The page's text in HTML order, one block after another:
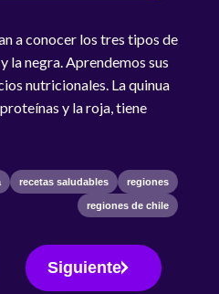
a conocer los tres tipos de
la negra. Aprendemos sus
nutricionales. La quinua
y la roja, tiene
pero más calorías.
recetas saludables regiones
regiones de chile
Siguiente